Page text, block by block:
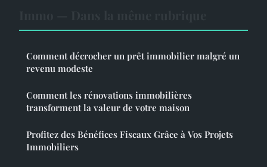
Comment décrocher un prêt immobilier malgré un
revenu modeste
Comment les rénovations immobilières
transforment la valeur de votre maison
Profitez des Bénéfices Fiscaux Grâce à Vos Projets
Immobiliers